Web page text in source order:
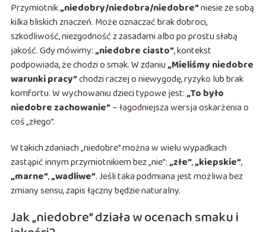
Przymiotnik„niedobry/niedobra/niedobre”niesie ze sobą
kilka bliskich znaczeń. Może oznaczać brak dobroci,
szkodliwość, niezgodność z zasadami albo po prostu słabą
jakość. Gdy mówimy:„niedobre ciasto”, kontekst
podpowiada, że chodzi o smak. W zdaniu„Mieliśmy niedobre
warunki pracy”chodzi raczej o niewygodę, ryzyko lub brak
komfortu. W wychowaniu dzieci typowe jest:„To było
niedobre zachowanie”– łagodniejsza wersja oskarżenia o
coś „złego”.
W takich zdaniach „niedobre” można w wielu wypadkach
zastąpić innym przymiotnikiem bez „nie”:„złe”,„kiepskie”,
„marne”,„wadliwe”. Jeśli taka podmiana jest możliwa bez
zmiany sensu, zapis łączny będzie naturalny.
Jak „niedobre” działa w ocenach smaku i